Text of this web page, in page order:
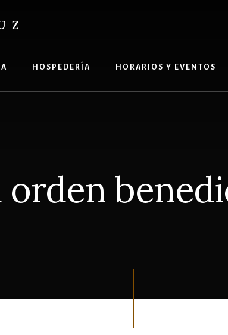
HOSPEDERÍA HORARIOS Y EVENTOS
orden